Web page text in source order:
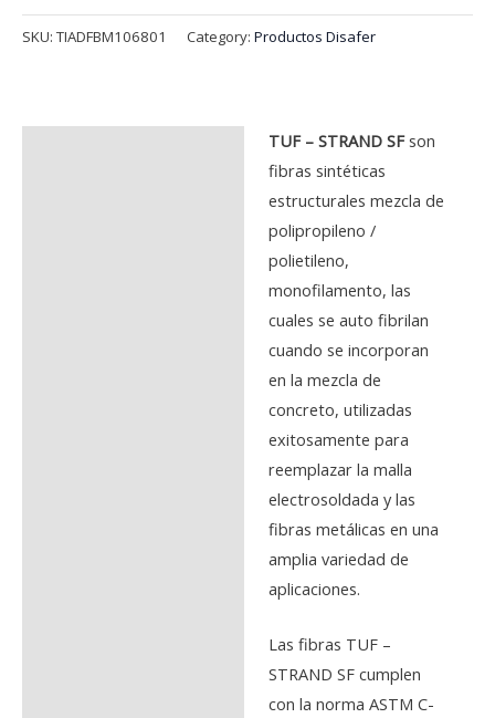
SKU: TIADFBM106801 Category: Productos Disafer
TUF – STRAND SFson
fibras sintéticas
estructurales mezcla de
polipropileno /
polietileno,
monofilamento, las
cuales se auto fibrilan
cuando se incorporan
en la mezcla de
concreto, utilizadas
exitosamente para
reemplazar la malla
electrosoldada y las
fibras metálicas en una
amplia variedad de
aplicaciones.
Las fibras TUF –
STRAND SF cumplen
con la norma ASTM C-